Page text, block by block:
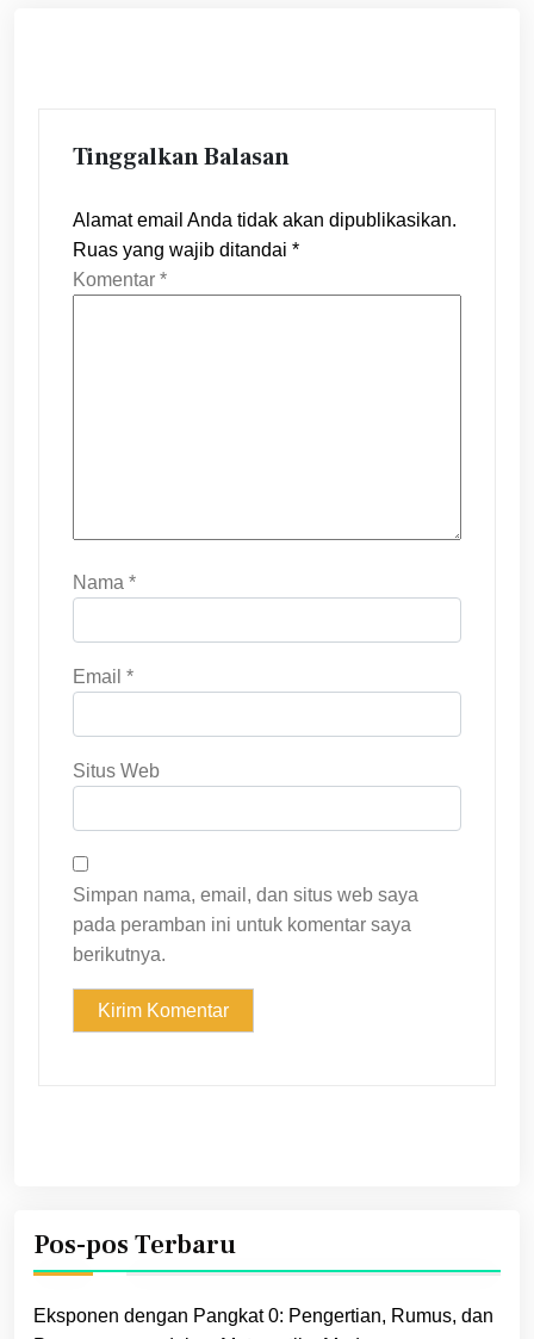
Tinggalkan Balasan
Alamat email Anda tidak akan dipublikasikan.
Ruas yang wajib ditandai *
Komentar *
Nama *
Email *
Situs Web
Simpan nama, email, dan situs web saya
pada peramban ini untuk komentar saya
berikutnya.
Pos-pos Terbaru
Eksponen dengan Pangkat 0: Pengertian, Rumus, dan